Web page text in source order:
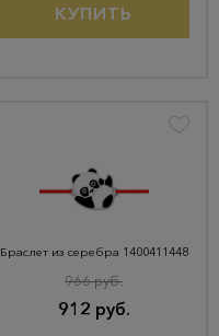
КУПИТЬ
Браслет из серебра 1400411448
912 руб.
966 руб.